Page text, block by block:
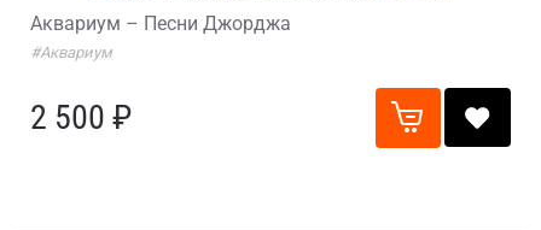
Аквариум – Песни Джорджа
#Аквариум
2 500 ₽